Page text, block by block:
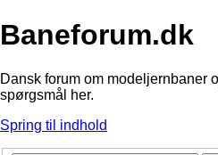
Baneforum.dk
Dansk forum om modeljernbaner
spørgsmål her.
Spring til indhold